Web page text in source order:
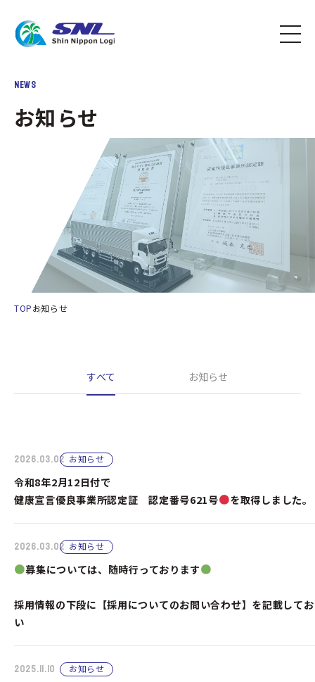
NEWS
お知らせ
TOPお知らせ
すべて お知らせ
2026.03.02 お知らせ
令和8
健康宣言優良事業所認定証 認定番号621号
を取得しました。
2026.03.02 お知らせ
募集については、随時行っております
採用情報の下段に【採用についてのお問い合わせ】を記載して
い (HPのﾒｰﾙ
2025.11.10 お知らせ